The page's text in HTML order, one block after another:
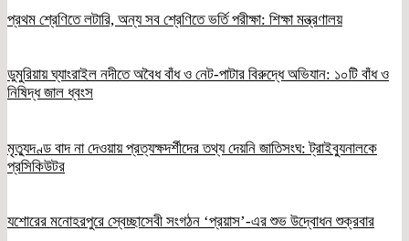
প্রথম শ্রেণিতে লটারি, অন্য সব শ্রেণিতে ভর্তি পরীক্ষা: শিক্ষা মন্ত্রণালয়
ডুমুরিয়ায় ঘ্যাংরাইল নদীতে অবৈধ বাঁধ ও নেট-পাটার বিরুদ্ধে অভিযান: ১০টি বাঁধ ও
নিষিদ্ধ জাল ধ্বংস
মৃত্যুদণ্ড বাদ না দেওয়ায় প্রত্যক্ষদর্শীদের তথ্য দেয়নি জাতিসংঘ: ট্রাইব্যুনালকে
প্রসিকিউটর
যশোরের মনোহরপুরে স্বেচ্ছাসেবী সংগঠন ‘প্রয়াস’-এর শুভ উদ্বোধন শুক্রবার